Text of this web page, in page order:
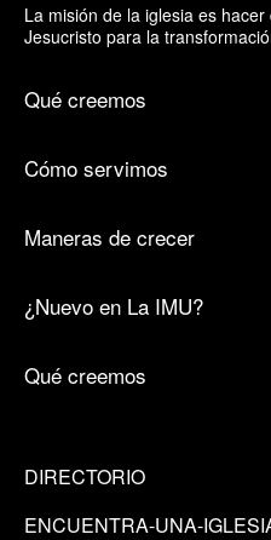
La misión de la iglesia es
Jesucristo para la
Qué creemos
Cómo servimos
Maneras de crecer
¿Nuevo en La IMU?
Qué creemos
DIRECTORIO
ENCUENTRA-UNA-